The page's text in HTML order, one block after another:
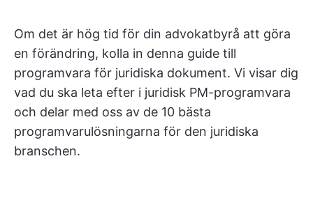
Om det är hög tid för din advokatbyrå att göra
en förändring, kolla in denna guide till
programvara för juridiska dokument. Vi visar dig
vad du ska leta efter i juridisk PM-programvara
och delar med oss av de 10 bästa
programvarulösningarna för den juridiska
branschen.